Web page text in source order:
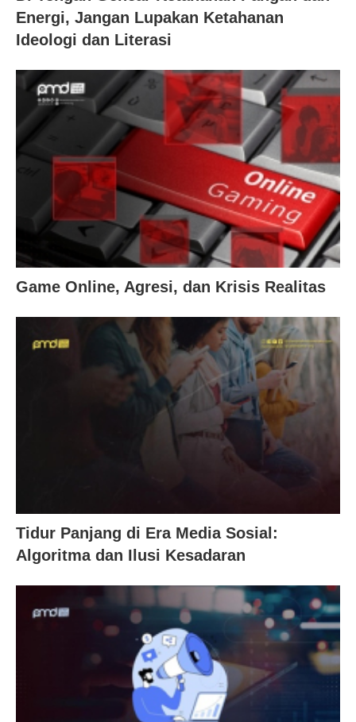
Energi, Jangan Lupakan Ketahanan
Ideologi dan Literasi
Game Online, Agresi, dan Krisis Realitas
Tidur Panjang di Era Media Sosial:
Algoritma dan Ilusi Kesadaran